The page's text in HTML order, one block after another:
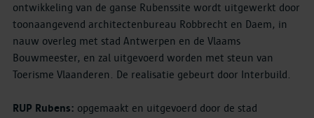
ontwikkeling van de ganse Rubenssite wordt uitgewerkt door
toonaangevend architectenbureau Robbrecht en Daem, in
nauw overleg met stad Antwerpen en de Vlaams
Bouwmeester, en zal uitgevoerd worden met steun van
Toerisme Vlaanderen. De realisatie gebeurt door Interbuild.
RUP Rubens: opgemaakt en uitgevoerd door de stad